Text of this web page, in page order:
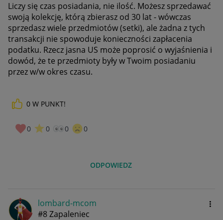
Liczy się czas posiadania, nie ilość. Możesz sprzedawać
swoją kolekcję, którą zbierasz od 30 lat - wówczas
sprzedasz wiele przedmiotów (setki), ale żadna z tych
transakcji nie spowoduje konieczności zapłacenia
podatku. Rzecz jasna US może poprosić o wyjaśnienia i
dowód, że te przedmioty były w Twoim posiadaniu
przez w/w okres czasu.
0 W PUNKT!
0 0 0 0
ODPOWIEDZ
lombard-mcom
#8 Zapaleniec